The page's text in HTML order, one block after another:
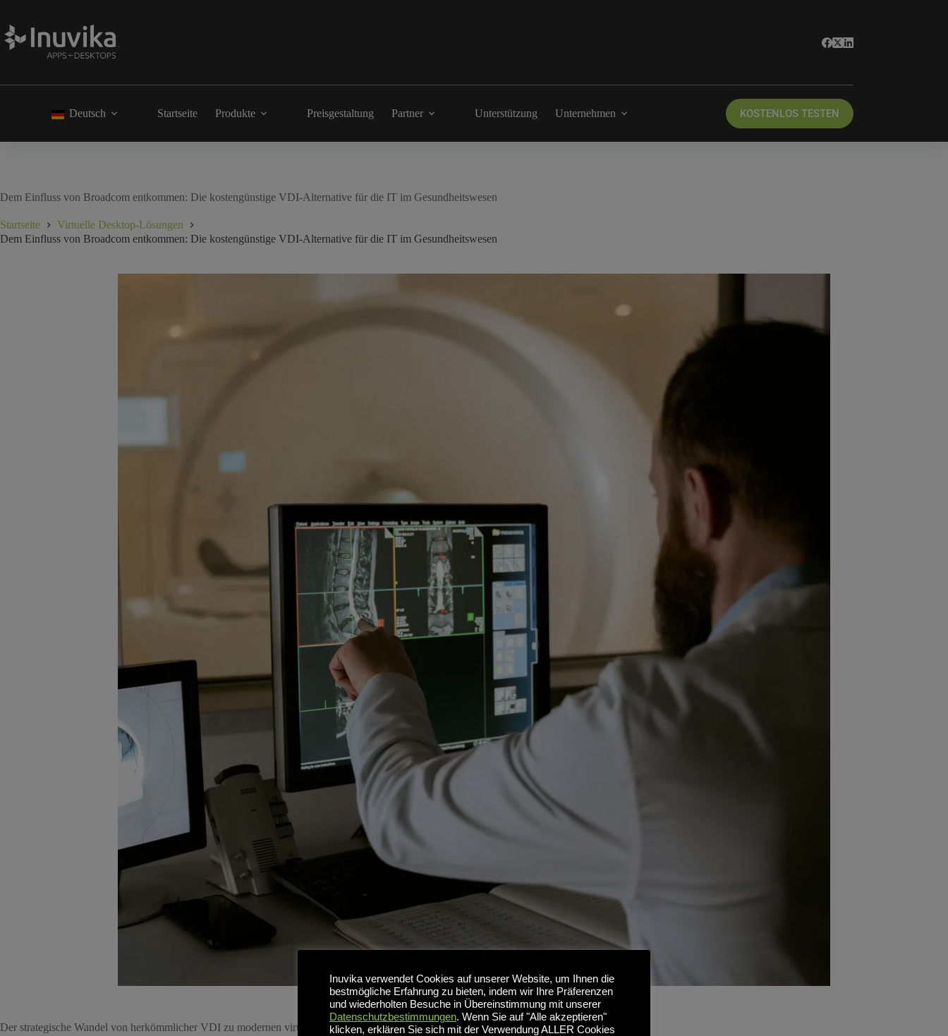
Deutsch Startseite Produkte Preisgestaltung Partner Unterstützung Unternehmen KOSTENLOS TESTEN
Dem Einfluss von Broadcom entkommen: Die kostengünstige VDI-Alternative für die IT im Gesundheitswesen
Startseite
Virtuelle Desktop-Lösungen
Dem Einfluss von Broadcom entkommen: Die kostengünstige VDI-Alternative für die IT im Gesundheitswesen
Der strategische Wandel von herkömmlicher VDI zu modernen virtuellen Anwendungen und Desktops für TCO und Compliance
Inuvika verwendet Cookies auf unserer Website, um Ihnen die
bestmögliche Erfahrung zu bieten, indem wir Ihre Präferenzen
und wiederholten Besuche in Übereinstimmung mit unserer
Datenschutzbestimmungen. Wenn Sie auf "Alle akzeptieren"
klicken, erklären Sie sich mit der Verwendung ALLER Cookies